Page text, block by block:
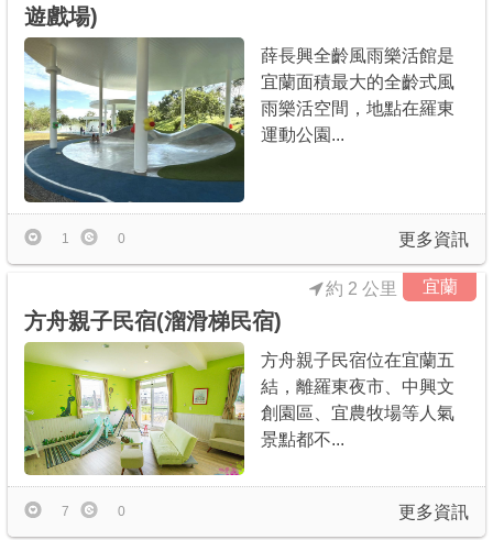
遊戲場)
薛長興全齡風雨樂活館是
宜蘭面積最大的全齡式風
雨樂活空間，地點在羅東
運動公園...
更多資訊
1 0
宜蘭
方舟親子民宿(溜滑梯民宿)
約 2 公里
方舟親子民宿位在宜蘭五
結，離羅東夜市、中興文
創園區、宜農牧場等人氣
景點都不...
更多資訊
7 0